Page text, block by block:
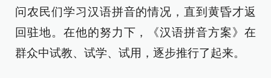
问农民们学习汉语拼音的情况，直到黄昏才返
回驻地。在他的努力下，《汉语拼音方案》在
群众中试教、试学、试用，逐步推行了起来。